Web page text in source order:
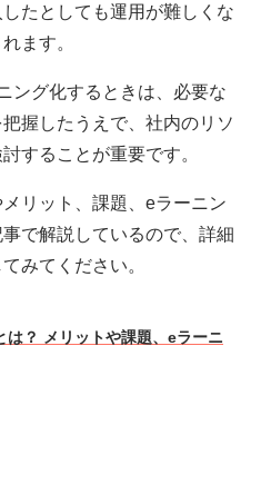
たとしても運用が難しくな
ます。
ング化するときは、必要な
握したうえで、社内のリソ
することが重要です。
リット、課題、eラーニン
で解説しているので、詳細
みてください。
は？ メリットや課題、eラーニ